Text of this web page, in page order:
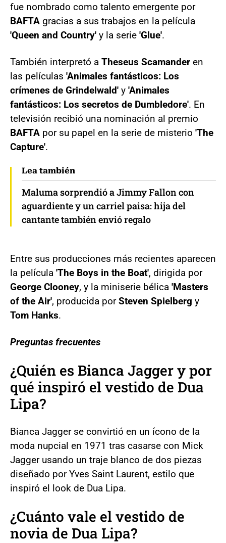
fue nombrado como talento emergente por
BAFTA gracias a sus trabajos en la película
'Queen and Country' y la serie 'Glue'.
También interpretó a Theseus Scamander en
las películas 'Animales fantásticos: Los
crímenes de Grindelwald' y 'Animales
fantásticos: Los secretos de Dumbledore'. En
televisión recibió una nominación al premio
BAFTA por su papel en la serie de misterio 'The
Capture'.
Lea también
Maluma sorprendió a Jimmy Fallon con
aguardiente y un carriel paisa: hija del
cantante también envió regalo
Entre sus producciones más recientes aparecen
la película 'The Boys in the Boat', dirigida por
George Clooney, y la miniserie bélica 'Masters
of the Air', producida porSteven Spielberg y
Tom Hanks.
Preguntas frecuentes
¿Quién es Bianca Jagger y por
qué inspiró el vestido de Dua
Lipa?
Bianca Jagger se convirtió en un ícono de la
moda nupcial en 1971 tras casarse con Mick
Jagger usando un traje blanco de dos piezas
diseñado por Yves Saint Laurent, estilo que
inspiró el look de Dua Lipa.
¿Cuánto vale el vestido de
novia de Dua Lipa?